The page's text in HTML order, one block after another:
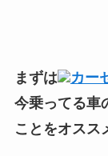
まずは カー
今乗ってる車
ことをオスス